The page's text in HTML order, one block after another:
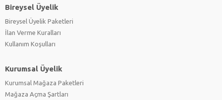
Bireysel Üyelik
Bireysel Üyelik Paketleri
İlan Verme Kuralları
Kullanım Koşulları
Kurumsal Üyelik
Kurumsal Mağaza Paketleri
Mağaza Açma Şartları